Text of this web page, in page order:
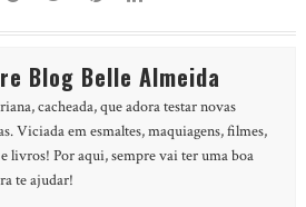
Blog Belle Almeida
cacheada, que adora testar novas
Viciada em esmaltes, maquiagens, filmes,
livros! Por aqui, sempre vai ter uma boa
te ajudar!